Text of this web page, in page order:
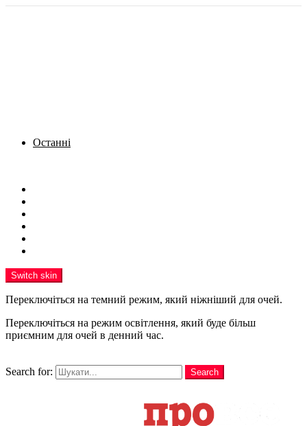
Останні
Switch skin
Переключіться на темний режим, який ніжніший для очей.
Переключіться на режим освітлення, який буде більш
приємним для очей в денний час.
Search for:
Search